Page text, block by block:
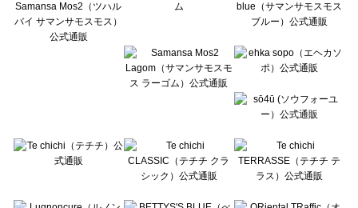
BETTY'S BLUE（べティーズブルー）の一覧
Wpc.（ワールドパーティー）の一覧